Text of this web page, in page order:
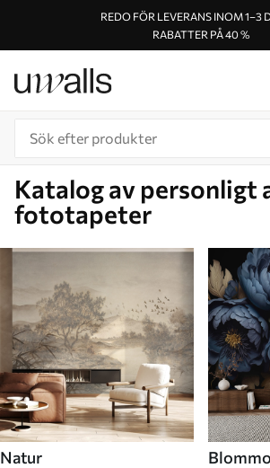
REDO FÖR LEVERANS INOM 1–3
RABATTER PÅ 40 %
Katalog av personligt
fototapeter
Natur